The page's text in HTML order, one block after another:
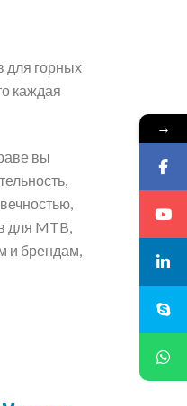
для горных
каждая
вы
для MTB,
и брендам,
→